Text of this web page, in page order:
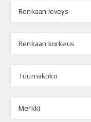
Renkaan leveys
Renkaan korkeus
Tuumakoko
Merkki